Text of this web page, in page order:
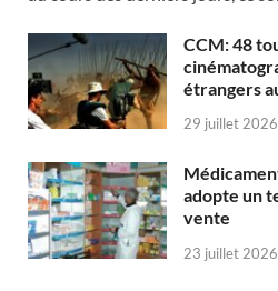
CCM: 48
étrangers
29 juillet 2026
adopte un
vente
23 juillet 2026